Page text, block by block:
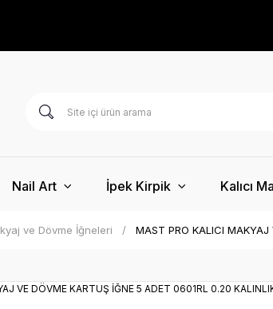
Nail Art İpek Kirpik Kalıcı
ve Dövme İğneleri MAST PRO KALICI MAKYAJ